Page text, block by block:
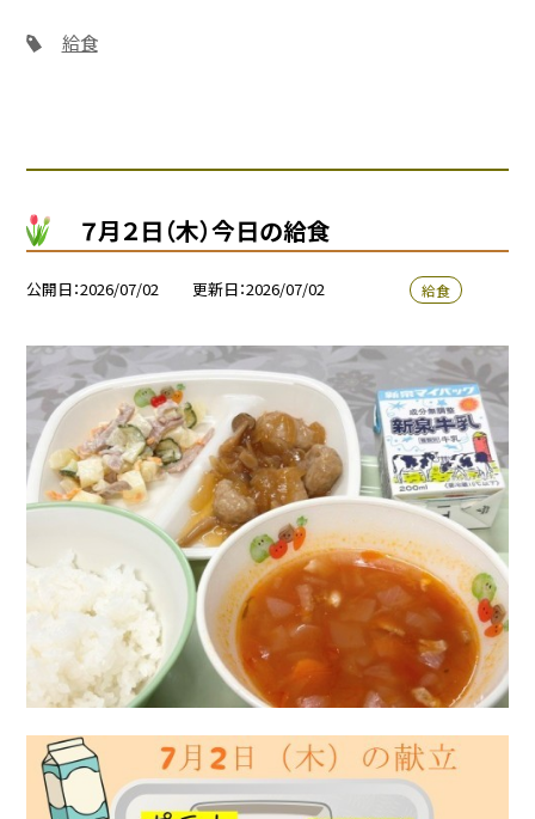
給食
７月２日（木）今日の給食
公開日 2026/07/02 更新日 2026/07/02 給食